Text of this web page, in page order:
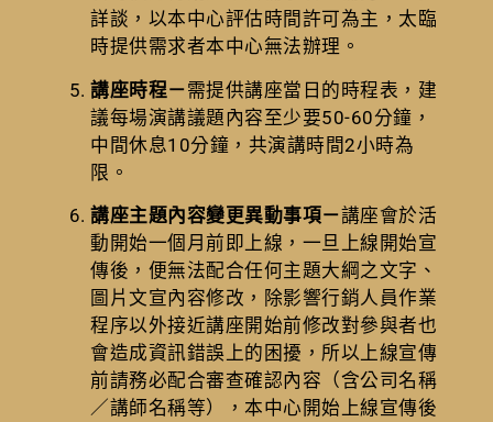
詳談，以本中心評估時間許可為主，太臨
時提供需求者本中心無法辦理。
講座時程－需提供講座當日的時程表，建
議每場演講議題內容至少要50-60分鐘，
中間休息10分鐘，共演講時間2小時為
限。
講座主題內容變更異動事項－講座會於活
動開始一個月前即上線，一旦上線開始宣
傳後，便無法配合任何主題大綱之文字、
圖片文宣內容修改，除影響行銷人員作業
程序以外接近講座開始前修改對參與者也
會造成資訊錯誤上的困擾，所以上線宣傳
前請務必配合審查確認內容（含公司名稱
／講師名稱等），本中心開始上線宣傳後